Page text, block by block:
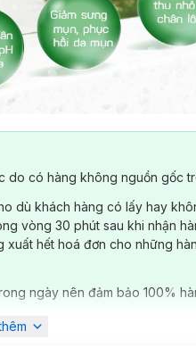
do có hàng không nguồn gốc
dù khách hàng có lấy hay
vòng 30 phút sau khi nhận
hết hoá đơn cho những
ngày nên đảm bảo 100%